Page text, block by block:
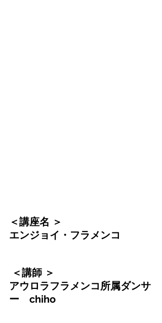
＜講座名 ＞
エンジョイ・フラメンコ
＜講師 ＞
アウロラフラメンコ所属ダンサ
ー　chiho